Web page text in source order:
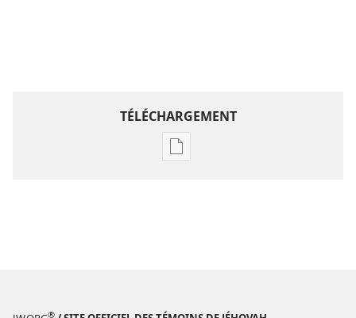
TÉLÉCHARGEMENT
Options
®